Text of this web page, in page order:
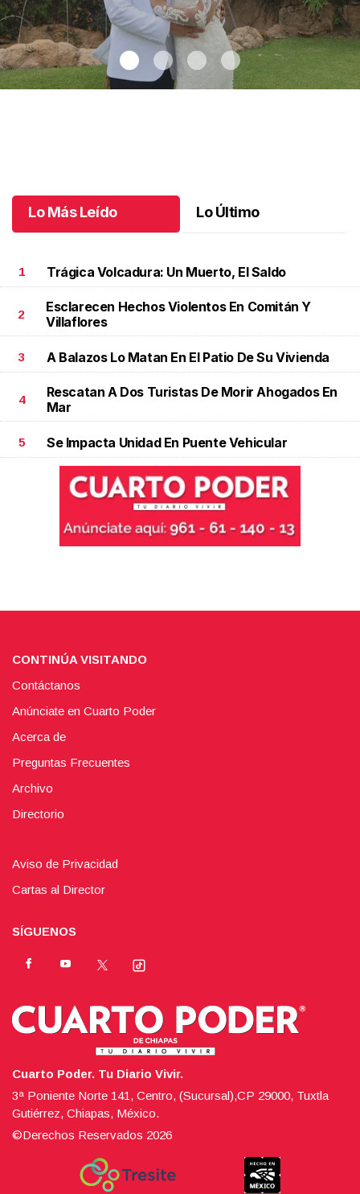
Lo Más Leído Lo Último
1 Trágica Volcadura: Un Muerto, El Saldo
2
Esclarecen Hechos Violentos En Comitán Y
Villaflores
3 A Balazos Lo Matan En El Patio De Su Vivienda
4
Rescatan A Dos Turistas De Morir Ahogados En
Mar
5 Se Impacta Unidad En Puente Vehicular
CONTINÚA VISITANDO
Contáctanos
Anúnciate en Cuarto Poder
Acerca de
Preguntas Frecuentes
Archivo
Directorio
Aviso de Privacidad
Cartas al Director
SÍGUENOS
Cuarto Poder. Tu Diario Vivir.
3ª Poniente Norte 141, Centro, (Sucursal),CP 29000, Tuxtla
Gutiérrez, Chiapas, México.
©Derechos Reservados 2026